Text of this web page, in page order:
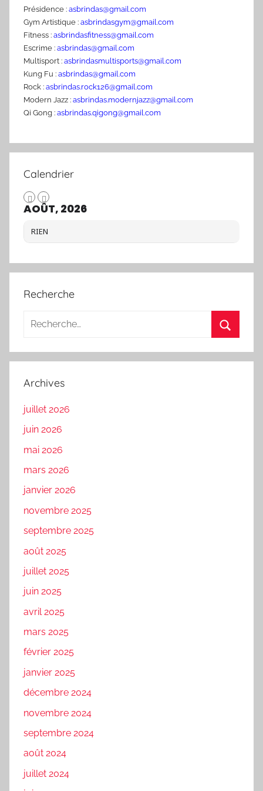
Présidence : asbrindas@gmail.com
Gym Artistique : asbrindasgym@gmail.com
Fitness : asbrindasfitness@gmail.com
Escrime : asbrindas@gmail.com
Multisport : asbrindasmultisports@gmail.com
Kung Fu : asbrindas@gmail.com
Rock : asbrindas.rock126@gmail.com
Modern Jazz : asbrindas.modernjazz@gmail.com
Qi Gong : asbrindas.qigong@gmail.com
Calendrier
AOÛT, 2026
RIEN
Recherche
Recherche
:
Archives
juillet 2026
juin 2026
mai 2026
mars 2026
janvier 2026
novembre 2025
septembre 2025
août 2025
juillet 2025
juin 2025
avril 2025
mars 2025
février 2025
janvier 2025
décembre 2024
novembre 2024
septembre 2024
août 2024
juillet 2024